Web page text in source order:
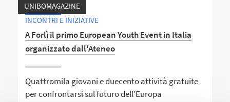
UNIBOMAGAZINE
INCONTRI E INIZIATIVE
A Forlì il primo European Youth Event in Italia
organizzato dall'Ateneo
Quattromila giovani e duecento attività gratuite
per confrontarsi sul futuro dell’Europa